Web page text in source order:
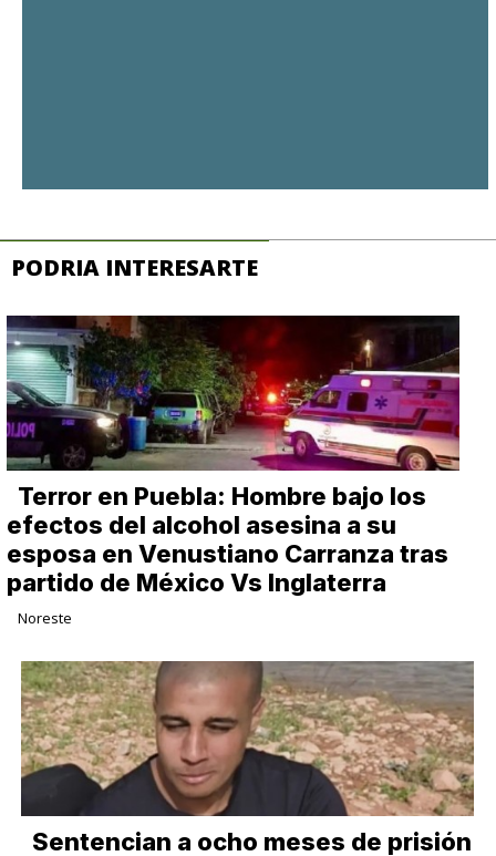
PODRIA INTERESARTE
Terror en Puebla: Hombre bajo los
efectos del alcohol asesina a su
esposa en Venustiano Carranza tras
partido de México Vs Inglaterra
Noreste
Sentencian a ocho meses de prisión